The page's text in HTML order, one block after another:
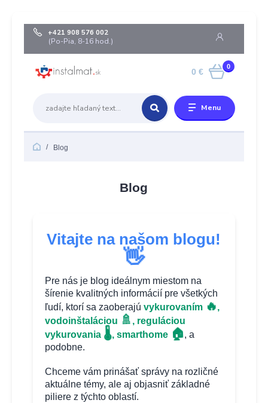
Menu
+421 908 576 002
(Po-Pia, 8-16 hod.)
0
0 €
Blog
Blog
Vitajte na našom blogu!
👋
Pre nás je blog ideálnym miestom na
šírenie kvalitných informácií pre všetkých
ľudí, ktorí sa zaoberajú vykurovaním 🔥,
vodoinštaláciou 🚿, reguláciou
vykurovania 🌡️, smarthome 🏠, a
podobne.
Chceme vám prinášať správy na rozličné
aktuálne témy, ale aj objasniť základné
piliere z týchto oblastí.